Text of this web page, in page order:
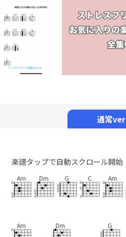
通常ver
楽譜タップで自動スクロール開始
Am Dm G C Am
Am Dm G